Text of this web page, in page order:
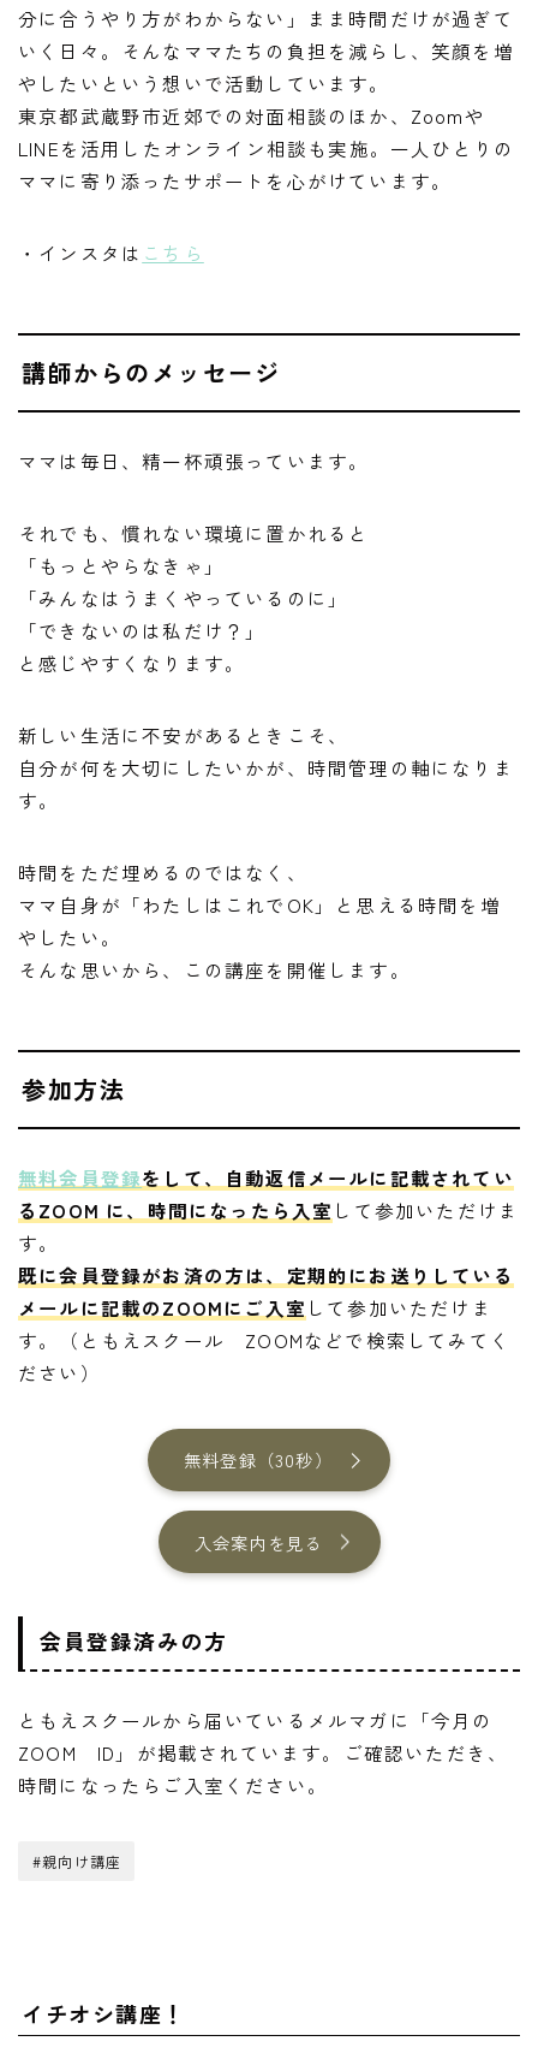
分に合うやり方がわからない」まま時間だけが過ぎて
いく日々。そんなママたちの負担を減らし、笑顔を増
やしたいという想いで活動しています。
東京都武蔵野市近郊での対面相談のほか、Zoomや
LINEを活用したオンライン相談も実施。一人ひとりの
ママに寄り添ったサポートを心がけています。
・インスタは こちら
講師からのメッセージ
​ママは毎日、精一杯頑張っています。
それでも、慣れない環境に置かれると
「もっとやらなきゃ」
「みんなはうまくやっているのに」
「できないのは私だけ？」
と感じやすくなります。
新しい生活に不安があるときこそ、
自分が何を大切にしたいかが、時間管理の軸になりま
す。
時間をただ埋めるのではなく、
ママ自身が「わたしはこれでOK」と思える時間を増
やしたい。
そんな思いから、この講座を開催します。
参加方法
無料会員登録をして、自動返信メールに記載されてい
るZOOM に、時間になったら入室 して参加いただけま
す。
既に会員登録がお済の方は、定期的にお送りしている
メールに記載のZOOMにご入室 して参加いただけま
す。（ともえスクール ZOOMなどで検索してみてく
ださい）
無料登録（30秒）
入会案内を見る
会員登録済みの方
ともえスクールから届いているメルマガに「今月の
ZOOM ID」が掲載されています。ご確認いただき、
時間になったらご入室ください。
#親向け講座
イチオシ講座！